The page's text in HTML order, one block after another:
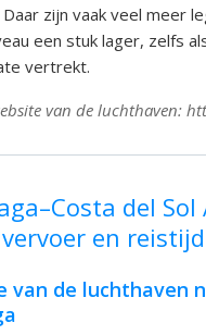
Daar zijn vaak veel meer
een stuk lager, zelfs
vertrekt.
van de luchthaven:
del
en reistijd
van de luchthaven